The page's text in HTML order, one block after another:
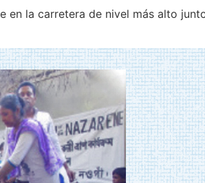
la carretera de nivel más alto